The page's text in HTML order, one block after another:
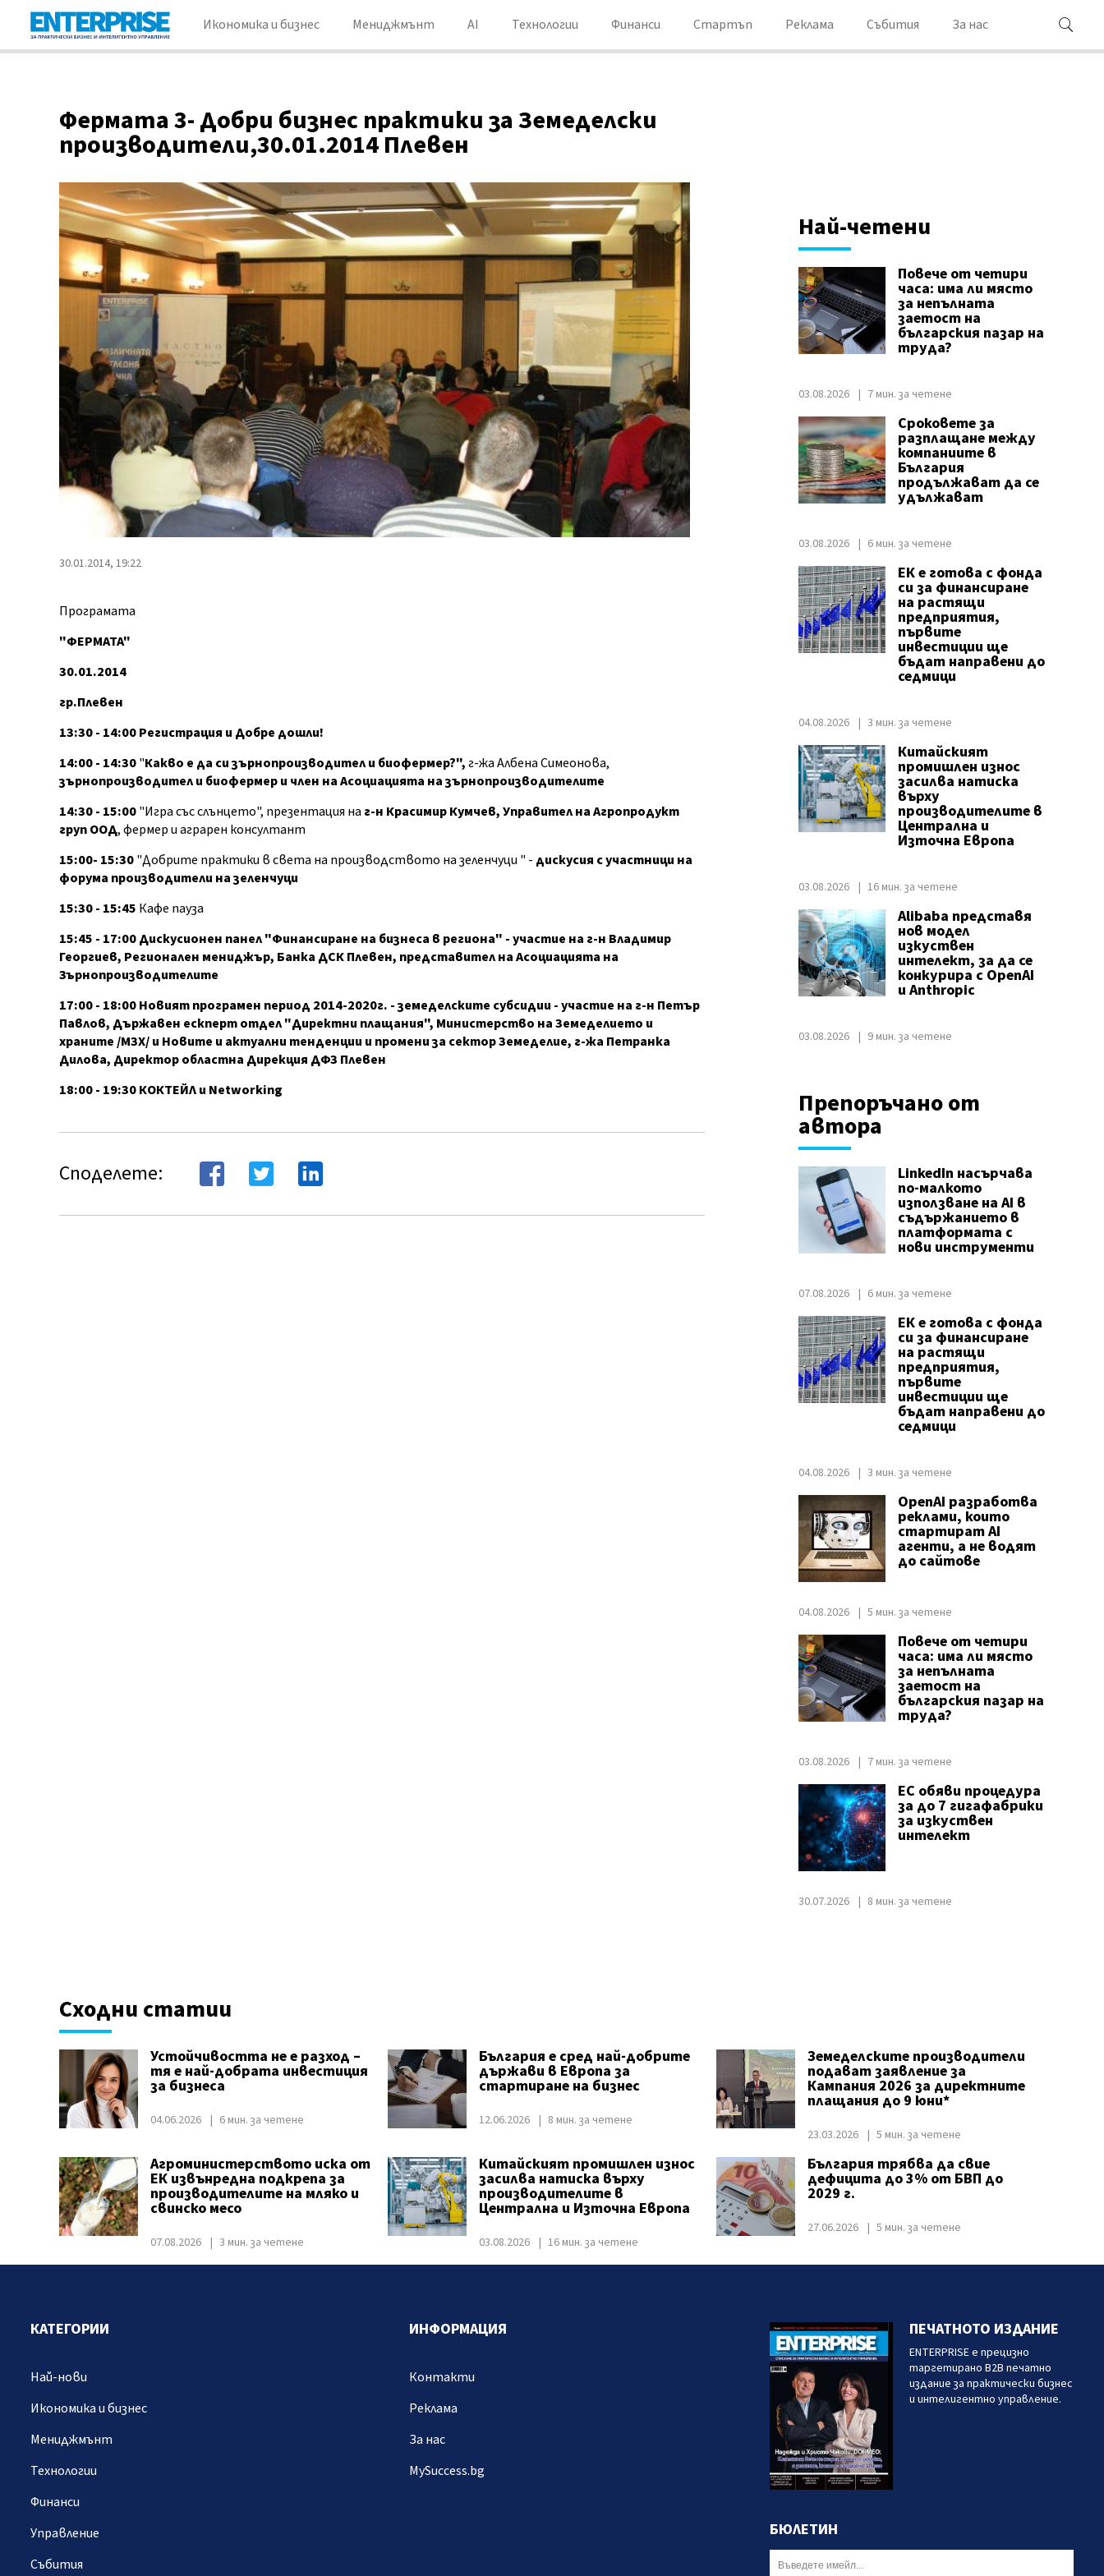
Икономика и бизнес Мениджмънт AI Технологии Финанси Стартъп Реклама Събития За нас
Фермата 3- Добри бизнес практики за Земеделски
производители,30.01.2014 Плевен
30.01.2014, 19:22
Програмата
"ФЕРМАТА"
30.01.2014
гр.Плевен
13:30 - 14:00 Регистрация и Добре дошли!
14:00 - 14:30"Какво е да си зърнопроизводител и биофермер?",г-жа Албена Симеонова,
зърнопроизводител и биофермер и член на Асоциацията на зърнопроизводителите
14:30 - 15:00"Игра със слънцето", презентация наг-н Красимир Кумчев, Управител на Агропродукт
груп ООД, фермер и аграрен консултант
15:00- 15:30"Добрите практики в света на производството на зеленчуци " - дискусия с участници на
форума производители на зеленчуци
15:30 - 15:45 Кафе пауза
15:45 - 17:00 Дискусионен панел "Финансиране на бизнеса в региона" - участие на г-н Владимир
Георгиев, Регионален мениджър, Банка ДСК Плевен, представител на Асоциацията на
Зърнопроизводителите
17:00 - 18:00 Новият програмен период 2014-2020г. - земеделските субсидии - участие на г-н Петър
Павлов, Държавен ескперт отдел "Директни плащания", Министерство на Земеделието и
храните /МЗХ/ и Новите и актуални тенденции и промени за сектор Земеделие, г-жа Петранка
Дилова, Директор областна Дирекция ДФЗ Плевен
18:00 - 19:30 КОКТЕЙЛ и Networking
Споделете:
Най-четени
Повече от четири
часа: има ли място
за непълната
заетост на
българския пазар на
труда?
03.08.2026 7 мин. за четене
Сроковете за
разплащане между
компаниите в
България
продължават да се
удължават
03.08.2026 6 мин. за четене
ЕК е готова с фонда
си за финансиране
на растящи
предприятия,
първите
инвестиции ще
бъдат направени до
седмици
04.08.2026 3 мин. за четене
Китайският
промишлен износ
засилва натиска
върху
производителите в
Централна и
Източна Европа
03.08.2026 16 мин. за четене
Alibaba представя
нов модел
изкуствен
интелект, за да се
конкурира с OpenAI
и Anthropic
03.08.2026 9 мин. за четене
Препоръчано от
автора
LinkedIn насърчава
по-малкото
използване на AI в
съдържанието в
платформата с
нови инструменти
07.08.2026 6 мин. за четене
ЕК е готова с фонда
си за финансиране
на растящи
предприятия,
първите
инвестиции ще
бъдат направени до
седмици
04.08.2026 3 мин. за четене
OpenAI разработва
реклами, които
стартират AI
агенти, а не водят
до сайтове
04.08.2026 5 мин. за четене
Повече от четири
часа: има ли място
за непълната
заетост на
българския пазар на
труда?
03.08.2026 7 мин. за четене
ЕС обяви процедура
за до 7 гигафабрики
за изкуствен
интелект
30.07.2026 8 мин. за четене
Сходни статии
Устойчивостта не е разход –
тя е най-добрата инвестиция
за бизнеса
04.06.2026 6 мин. за четене
България е сред най-добрите
държави в Европа за
стартиране на бизнес
12.06.2026 8 мин. за четене
Земеделските производители
подават заявление за
Кампания 2026 за директните
плащания до 9 юни*
23.03.2026 5 мин. за четене
Агроминистерството иска от
ЕК извънредна подкрепа за
производителите на мляко и
свинско месо
07.08.2026 3 мин. за четене
Китайският промишлен износ
засилва натиска върху
производителите в
Централна и Източна Европа
03.08.2026 16 мин. за четене
България трябва да свие
дефицита до 3% от БВП до
2029 г.
27.06.2026 5 мин. за четене
КАТЕГОРИИ
Най-нови
Икономика и бизнес
Мениджмънт
Технологии
Финанси
Управление
Събития
ИНФОРМАЦИЯ
Контакти
Реклама
За нас
MySuccess.bg
ПЕЧАТНОТО ИЗДАНИЕ
ENTERPRISE е прецизно
таргетирано B2B печатно
издание за практически бизнес
и интелигентно управление.
БЮЛЕТИН